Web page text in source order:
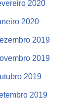
2020
2020
2019
2019
2019
2019